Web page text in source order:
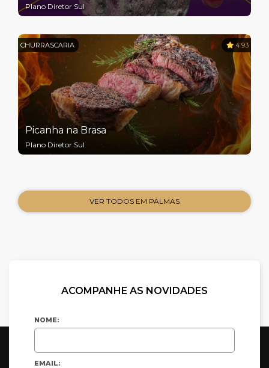
Plano Diretor Sul
CHURRASCARIA 4.93
Picanha na Brasa
Plano Diretor Sul
VER TODOS EM PALMAS
ACOMPANHE AS NOVIDADES
NOME:
EMAIL: